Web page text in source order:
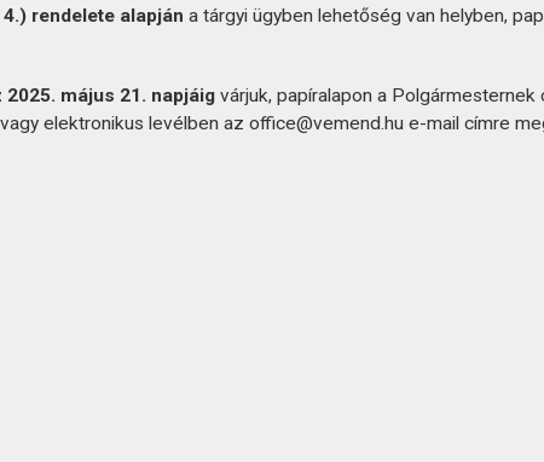
rendelete alapján a tárgyi ügyben lehetőség van helyben,
május 21. napjáig várjuk, papíralapon a
elektronikus levélben az office@vemend.hu e-mail címre